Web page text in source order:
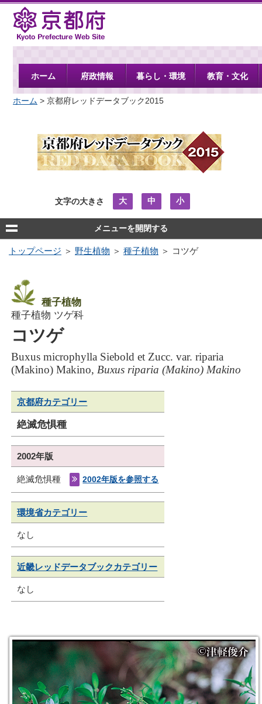
京都府
ホーム 府政情報 暮らし・環境 教育・文化
ホーム > 京都府レッドデータブック2015
文字の大きさ 大 中 小
メニューを開閉する
トップページ ＞ 野生植物 ＞ 種子植物 ＞ コツゲ
種子植物
種子植物 ツゲ科
コツゲ
Buxus microphylla Siebold et Zucc. var. riparia
(Makino) Makino,Buxus riparia (Makino) Makino
京都府カテゴリー
絶滅危惧種
2002年版
絶滅危惧種 2002年版を参照する
環境省カテゴリー
なし
近畿レッドデータブックカテゴリー
なし